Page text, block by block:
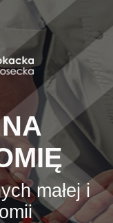
małej i